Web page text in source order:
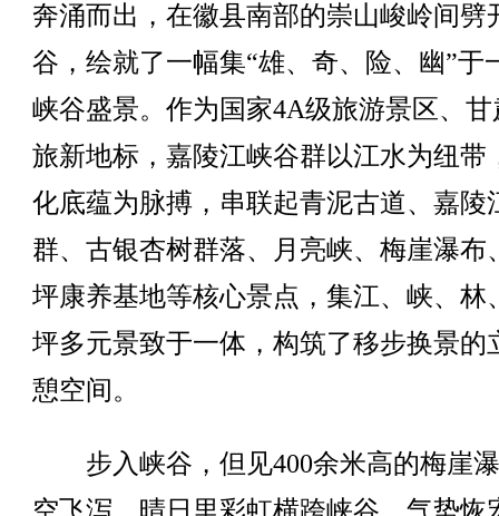
奔涌而出，在徽县南部的崇山峻岭间劈
谷，绘就了一幅集“雄、奇、险、幽”于
峡谷盛景。作为国家4A级旅游景区、甘
旅新地标，嘉陵江峡谷群以江水为纽带
化底蕴为脉搏，串联起青泥古道、嘉陵
群、古银杏树群落、月亮峡、梅崖瀑布
坪康养基地等核心景点，集江、峡、林
坪多元景致于一体，构筑了移步换景的
憩空间。
步入峡谷，但见400余米高的梅崖